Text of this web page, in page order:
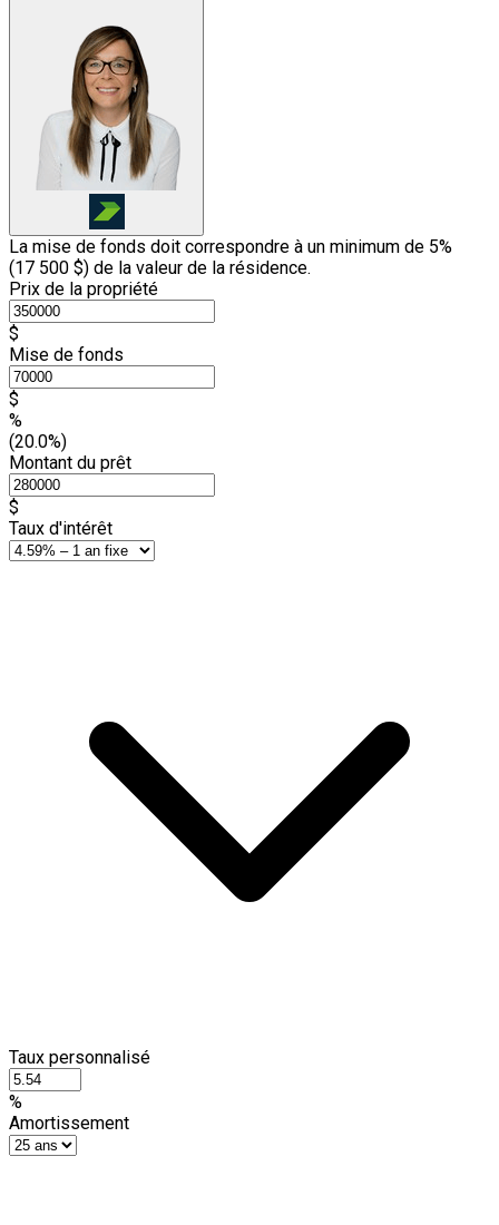
La mise de fonds doit correspondre à un minimum de 5%
(17 500 $) de la valeur de la résidence.
Prix de la propriété
$
Mise de fonds
$
%
(20.0%)
Montant du prêt
$
Taux d'intérêt
Taux personnalisé
%
Amortissement